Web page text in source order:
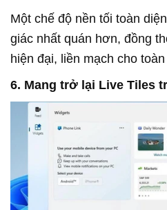
Một chế độ nền tối toàn
giác nhất quán hơn, đồng
hiện đại, liền mạch cho
6. Mang trở lại Live Tiles